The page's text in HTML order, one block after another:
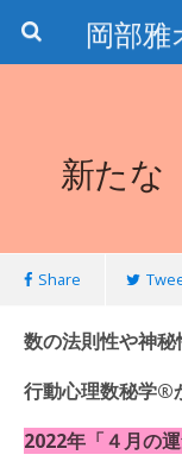
新たな
Share
数の法則性や神秘
行動心理数秘学®️
2022年「４ 月の